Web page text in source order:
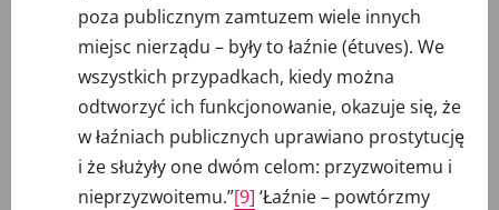
poza publicznym zamtuzem wiele innych
miejsc nierządu – były to łaźnie (étuves). We
wszystkich przypadkach, kiedy można
odtworzyć ich funkcjonowanie, okazuje się, że
w łaźniach publicznych uprawiano prostytucję
i że służyły one dwóm celom: przyzwoitemu i
nieprzyzwoitemu.”[9] ‘Łaźnie – powtórzmy